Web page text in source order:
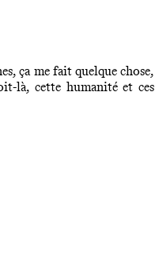
ça me fait quelque chose,
là, cette humanité et ces